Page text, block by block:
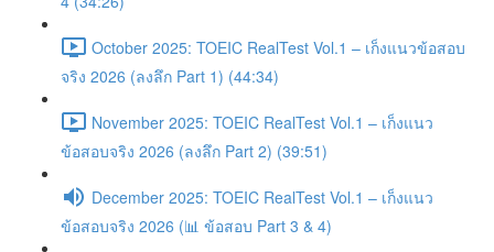
October 2025: TOEIC RealTest Vol.1 – เก็งแนวข้อสอบ
จริง 2026 (ลงลึก Part 1) (44:34)
November 2025: TOEIC RealTest Vol.1 – เก็งแนว
ข้อสอบจริง 2026 (ลงลึก Part 2) (39:51)
December 2025: TOEIC RealTest Vol.1 – เก็งแนว
ข้อสอบจริง 2026 (📊 ข้อสอบ Part 3 & 4)